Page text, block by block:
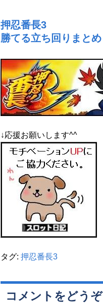
押忍番長3
勝てる立ち回りまとめ
↓応援お願いします^^
タグ: 押忍番長3
コメントをどうぞ